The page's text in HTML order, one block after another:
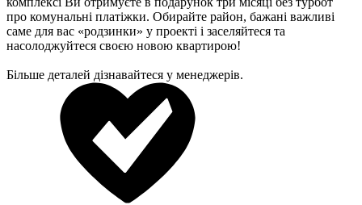
про комунальні платіжки. Обирайте район, бажані важливі
саме для вас «родзинки» у проекті і заселяйтеся та
насолоджуйтеся своєю новою квартирою!
Більше деталей дізнавайтеся у менеджерів.